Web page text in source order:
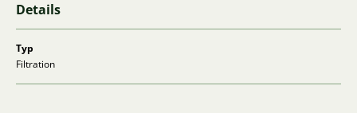
Details
Typ
Filtration